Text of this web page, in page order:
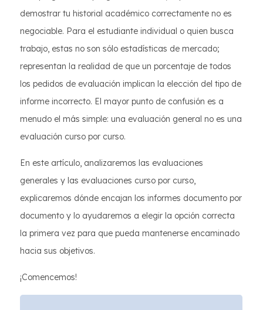
demostrar tu historial académico correctamente no es
negociable. Para el estudiante individual o quien busca
trabajo, estas no son sólo estadísticas de mercado;
representan la realidad de que un porcentaje de todos
los pedidos de evaluación implican la elección del tipo de
informe incorrecto. El mayor punto de confusión es a
menudo el más simple: una evaluación general no es una
evaluación curso por curso.
En este artículo, analizaremos las evaluaciones
generales y las evaluaciones curso por curso,
explicaremos dónde encajan los informes documento por
documento y lo ayudaremos a elegir la opción correcta
la primera vez para que pueda mantenerse encaminado
hacia sus objetivos.
¡Comencemos!